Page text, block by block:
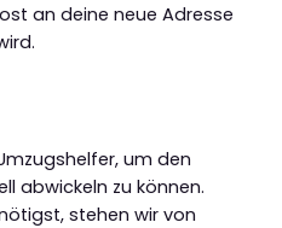
an deine neue Adresse
um den
abwickeln zu können.
stehen wir von